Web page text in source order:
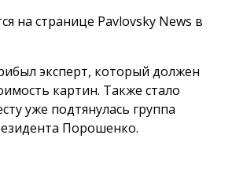
на странице Pavlovsky News в
эксперт, который должен
картин. Также стало
уже подтянулась группа
Порошенко.